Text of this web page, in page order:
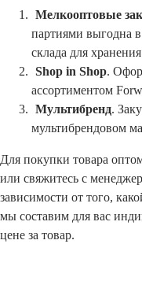
Мелкооптовые
партиями выгодна в
склада для
Shop in Shop.
ассортиментом
Мультибренд.
мультибрендовом
Для покупки товара
или свяжитесь с
зависимости от того,
мы составим для вас
цене за товар.